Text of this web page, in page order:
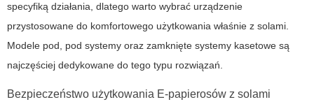
specyfiką działania, dlatego warto wybrać urządzenie
przystosowane do komfortowego użytkowania właśnie z solami.
Modele pod, pod systemy oraz zamknięte systemy kasetowe są
najczęściej dedykowane do tego typu rozwiązań.
Bezpieczeństwo użytkowania E-papierosów z solami